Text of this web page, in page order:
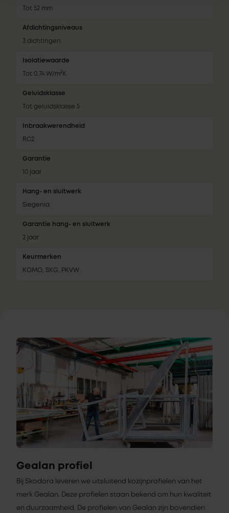
Tot 52 mm
Afdichtingsniveaus
3 dichtingen
Isolatiewaarde
Tot 0,74 W/m²K
Geluidsklasse
Tot geluidsklasse 5
Inbraakwerendheid
RC2
Garantie
10 jaar
Hang- en sluitwerk
Siegenia
Garantie hang- en sluitwerk
2 jaar
Keurmerken
KOMO, SKG, PKVW
Gealan profiel
Bij Skodora leveren we uitsluitend kozijnprofielen van het
merk Gealan. Deze profielen staan bekend om hun kwaliteit
en duurzaamheid. De profielen van Gealan zijn bovendien